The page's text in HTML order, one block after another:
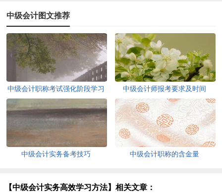
中级会计图文推荐
中级会计职称考试强化阶段学习
中级会计师报考要求及时间
中级会计实务备考技巧 中级会计职称的含金量
【中级会计实务高效学习方法】相关文章：